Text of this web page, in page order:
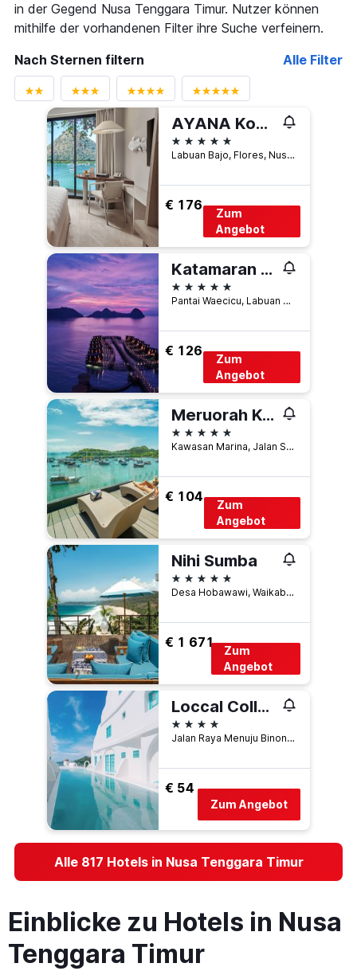
in der Gegend Nusa Tenggara Timur. Nutzer können
mithilfe der vorhandenen Filter ihre Suche verfeinern.
Nach Sternen filtern
Alle Filter
AYANA Komodo Waecicu Beach
5 Sterne
Labuan Bajo, Flores, Nusa Tenggara Timur, Labuan Bajo, Indonesien
€ 176
Zum
Angebot
Katamaran Hotel & Resort Komodo
5 Sterne
Pantai Waecicu, Labuan Bajo, Kec. Komodo, Kabupaten Manggarai Barat, Nusa Tenggara Tim., Labuan Bajo, Indonesien
€ 126
Zum
Angebot
Meruorah Komodo Labuan Bajo
5 Sterne
Kawasan Marina, Jalan Soekarno Hatta, Labuan Bajo, Indonesien
€ 104
Zum
Angebot
Nihi Sumba
5 Sterne
Desa Hobawawi, Waikabubak, Indonesien
€ 1 671
Zum
Angebot
Loccal Collection Hotel
4 Sterne
Jalan Raya Menuju Binongko, Lingkungan 1, Labuan Bajo, Indonesien
€ 54
Zum Angebot
Alle 817 Hotels in Nusa Tenggara Timur
Einblicke zu Hotels in Nusa
Tenggara Timur